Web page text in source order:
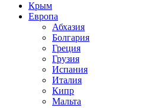
Крым
Европа
Абхазия
Болгария
Греция
Грузия
Испания
Италия
Кипр
Мальта